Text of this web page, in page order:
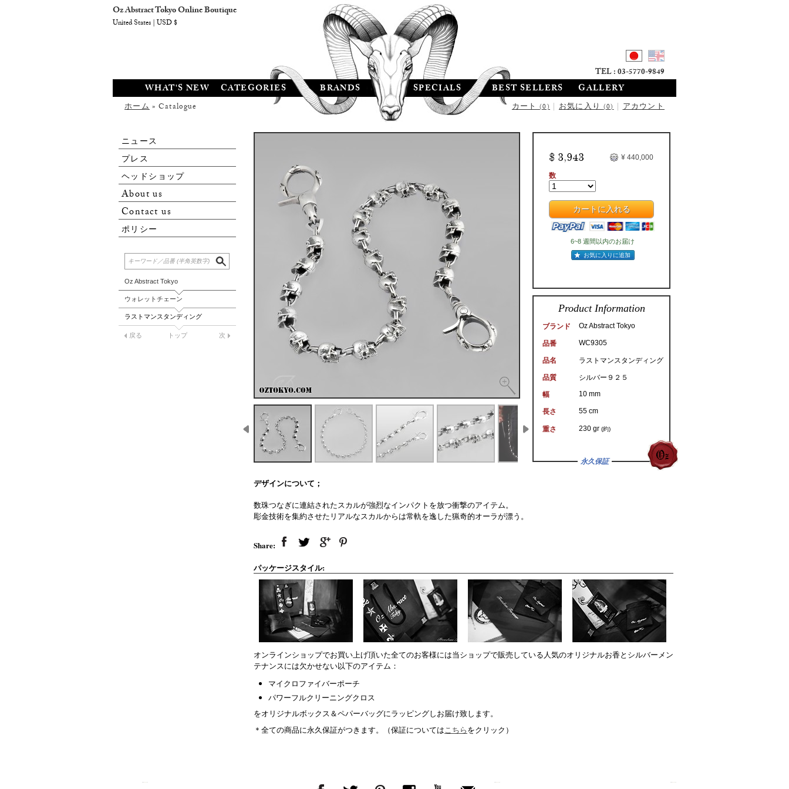
WHAT'S NEW CATEGORIES BRANDS SPECIALS BEST SELLERS GALLERY
カート(0)|お気に入り(0)|アカウント
ホーム» Catalogue
TEL : 03-5770-9849
ニュース
プレス
ヘッドショップ
About us
Contact us
ポリシー
Oz Abstract Tokyo
ウォレットチェーン
ラストマンスタンディング
戻る トップ 次
¥ 440,000
$ 3,943
数
カートに入れる
6~8 週間以内のお届け
お気に入りに追加
Product Information
ブランド Oz Abstract Tokyo
品番 WC9305
品名 ラストマンスタンディング
品質 シルバー９２５
幅 10 mm
長さ 55 cm
重さ 230 gr (約)
永久保証
デザインについて；
数珠つなぎに連結されたスカルが強烈なインパクトを放つ衝撃のアイテム。
彫金技術を集約させたリアルなスカルからは常軌を逸した猟奇的オーラが漂う。
Share:
パッケージスタイル:
オンラインショップでお買い上げ頂いた全てのお客様には当ショップで販売している人気のオリジナルお香とシルバーメン
テナンスには欠かせない以下のアイテム：
マイクロファイバーポーチ
パワーフルクリーニングクロス
をオリジナルボックス＆ペパーバッグにラッピングしお届け致します。
＊全ての商品に永久保証がつきます。（保証についてはこちらをクリック）
Oz Abstract Tokyo Online Boutique
United States | USD $